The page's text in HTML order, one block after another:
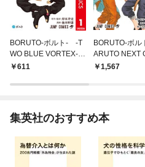
BORUTO-ボルト- -T
WO BLUE VORTEX-
カラー版 1
611
BORUTO-ボ
ARUTO NEXT
ATIONS-
1,567
集英社のおすすめ本